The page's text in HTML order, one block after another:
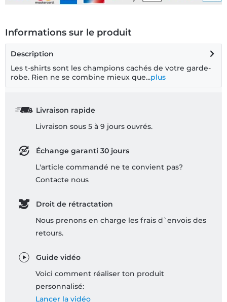
Informations sur le produit
Description
Les t-shirts sont les champions cachés de votre garde-
robe. Rien ne se combine mieux que...plus
Livraison rapide
Livraison sous 5 à 9 jours ouvrés.
Échange garanti 30 jours
L'article commandé ne te convient pas?
Contacte nous
Droit de rétractation
Nous prenons en charge les frais d`envois des
retours.
Guide vidéo
Voici comment réaliser ton produit
personnalisé:
Lancer la vidéo